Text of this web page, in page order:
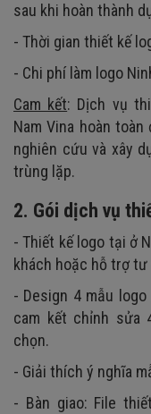
sau khi hoàn thành
- Thời gian thiết kế
- Chi phí làm logo
Cam kết: Dịch vụ
Nam Vina hoàn
nghiên cứu và xây
trùng lặp.
2. Gói dịch vụ
- Thiết kế logo tại ở
khách hoặc hỗ trợ
- Design 4 mẫu
cam kết chỉnh sửa
chọn.
- Giải thích ý nghĩa
- Bàn giao: File